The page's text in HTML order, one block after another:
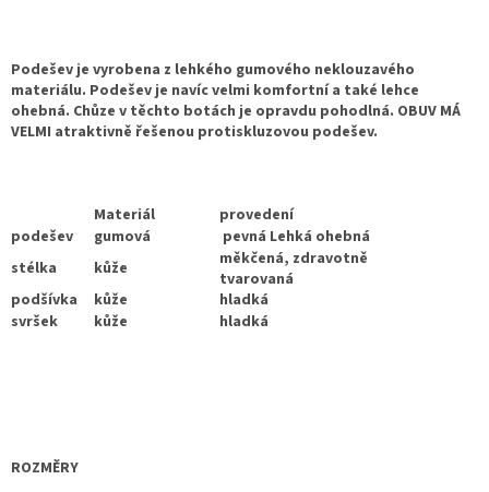
Podešev je vyrobena z lehkého gumového neklouzavého
materiálu. Podešev je navíc velmi komfortní a také lehce
ohebná. Chůze v těchto botách je opravdu pohodlná. OBUV MÁ
VELMI atraktivně řešenou protiskluzovou podešev.
Materiál
provedení
podešev
gumová
pevná Lehká ohebná
stélka
kůže
měkčená, zdravotně
tvarovaná
podšívka
kůže
hladká
svršek
kůže hladká
ROZMĚRY